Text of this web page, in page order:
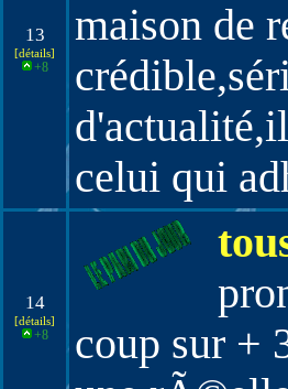
13
[détails]
+8
maison de
celui qui
14
[détails]
+8
coup sur +